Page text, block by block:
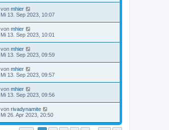
von mhier
Mi 13. Sep 2023, 10:07
von mhier
Mi 13. Sep 2023, 10:01
von mhier
Mi 13. Sep 2023, 09:59
von mhier
Mi 13. Sep 2023, 09:57
von mhier
Mi 13. Sep 2023, 09:56
von rivadynamite
Mi 26. Apr 2023, 20:50